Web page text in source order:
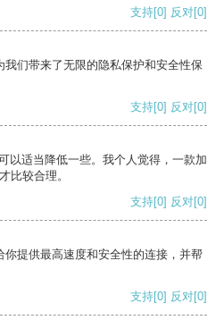
支持[0] 反对[0]
们带来了无限的隐私保护和安全性保
支持[0] 反对[0]
以适当降低一些。我个人觉得，一款加
比较合理。
支持[0] 反对[0]
提供最高速度和安全性的连接，并帮
支持[0] 反对[0]